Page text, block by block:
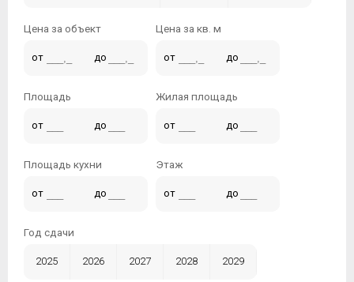
Цена за объект
от до
Цена за кв. м
от до
Площадь
от до
Жилая площадь
от до
Площадь кухни
от до
Этаж
от до
Год сдачи
2025 2026 2027 2028 2029